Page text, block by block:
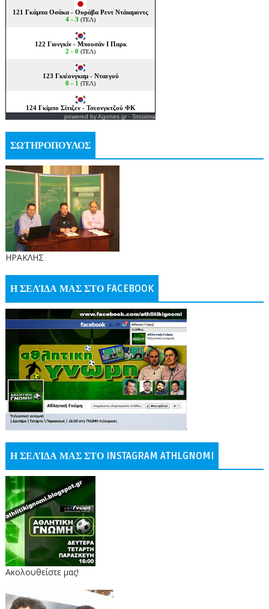
powered byAgones.gr- Stoixima
ΣΩΤΗΡΟΠΟΥΛΟΣ
ΗΡΑΚΛΗΣ
Η ΣΕΛΊΔΑ ΜΑΣ ΣΤΟ FACEBOOK
Η ΣΕΛΊΔΑ ΜΑΣ ΣΤΟ INSTAGRAM ATHLGNOMI
Ακολουθείστε μας!